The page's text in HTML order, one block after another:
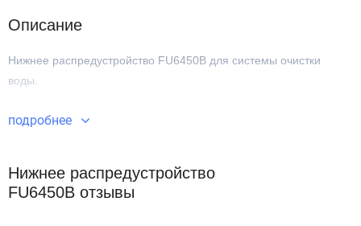
Описание
Нижнее распредустройство FU6450B для системы очистки
воды.
подробнее
Нижнее распредустройство
FU6450B отзывы